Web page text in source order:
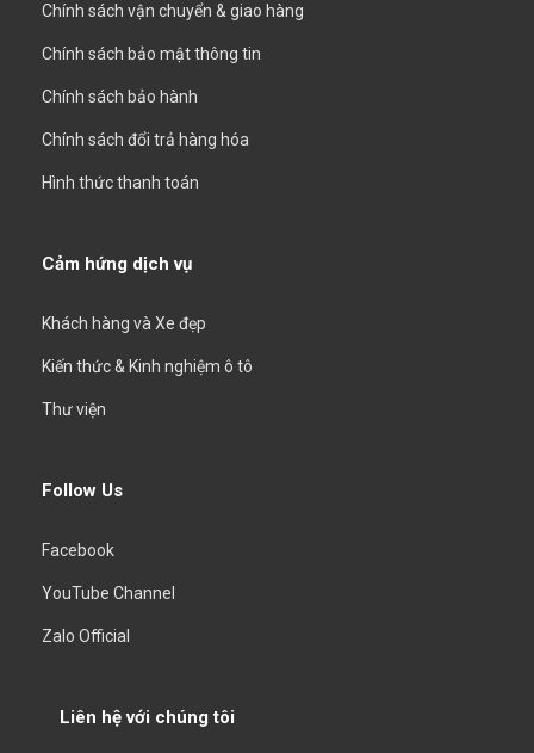
Chính sách vận chuyển & giao hàng
Chính sách bảo mật thông tin
Chính sách bảo hành
Chính sách đổi trả hàng hóa
Hình thức thanh toán
Cảm hứng dịch vụ
Khách hàng và Xe đẹp
Kiến thức & Kinh nghiệm ô tô
Thư viện
Follow Us
Facebook
YouTube Channel
Zalo Official
Liên hệ với chúng tôi